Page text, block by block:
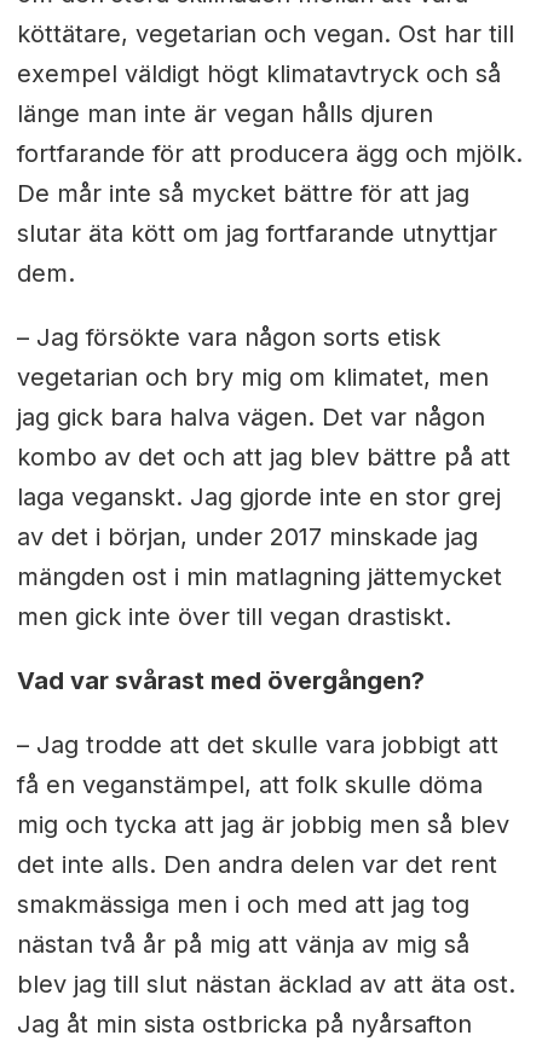
köttätare, vegetarian och vegan. Ost har till
exempel väldigt högt klimatavtryck och så
länge man inte är vegan hålls djuren
fortfarande för att producera ägg och mjölk.
De mår inte så mycket bättre för att jag
slutar äta kött om jag fortfarande utnyttjar
dem.
– Jag försökte vara någon sorts etisk
vegetarian och bry mig om klimatet, men
jag gick bara halva vägen. Det var någon
kombo av det och att jag blev bättre på att
laga veganskt. Jag gjorde inte en stor grej
av det i början, under 2017 minskade jag
mängden ost i min matlagning jättemycket
men gick inte över till vegan drastiskt.
Vad var svårast med övergången?
– Jag trodde att det skulle vara jobbigt att
få en veganstämpel, att folk skulle döma
mig och tycka att jag är jobbig men så blev
det inte alls. Den andra delen var det rent
smakmässiga men i och med att jag tog
nästan två år på mig att vänja av mig så
blev jag till slut nästan äcklad av att äta ost.
Jag åt min sista ostbricka på nyårsafton